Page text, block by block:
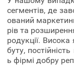
сегментів, де
ований
рів та
родукції. Висока
буту,
ь фірмі добру